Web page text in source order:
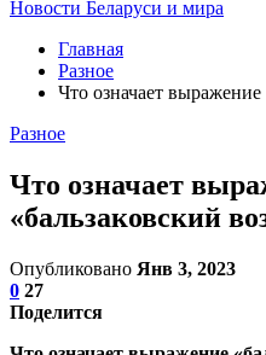
Новости Беларуси и мира
Главная
Разное
Что означает выражение
Разное
Что означает
«бальзаковский
Опубликовано Янв 3, 2023
0 27
Поделится